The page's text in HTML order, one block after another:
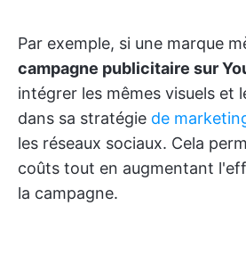
Par exemple, si une marque
campagne publicitaire sur
intégrer les mêmes visuels et
dans sa stratégie de
les réseaux sociaux. Cela
coûts tout en augmentant
la campagne.